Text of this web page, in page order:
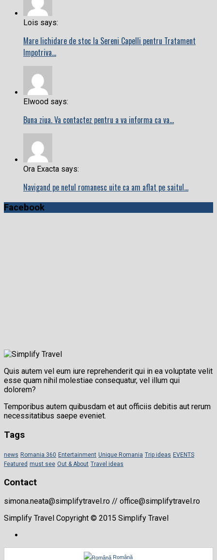
Lois says:
Mare lichidare de stoc la Sereni Capelli pentru Tratament
Impotriva…
Elwood says:
Buna ziua. Va contactez pentru a va informa ca va…
Ora Exacta says:
Navigand pe netul romanesc uite ca am aflat pe saitul…
Facebook
Quis autem vel eum iure reprehenderit qui in ea voluptate velit
esse quam nihil molestiae consequatur, vel illum qui
dolorem?
Temporibus autem quibusdam et aut officiis debitis aut rerum
necessitatibus saepe eveniet.
Tags
news Romania 360 Entertainment Unique Romania Trip ideas EVENTS
Featured must see Out & About Travel ideas
Contact
simona.neata@simplifytravel.ro // office@simplifytravel.ro
Simplify Travel Copyright © 2015 Simplify Travel
Română